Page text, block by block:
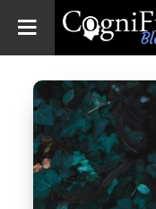
Blog:
Health
News
Brain Training,
Mental Health,
Wellness